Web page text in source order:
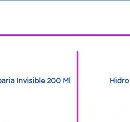
Invisible 200 Ml
Hidro